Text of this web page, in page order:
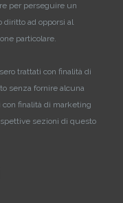
per perseguire un
ad opporsi al
particolare.
trattati con finalità di
senza fornire alcuna
con finalità di marketing
sezioni di questo